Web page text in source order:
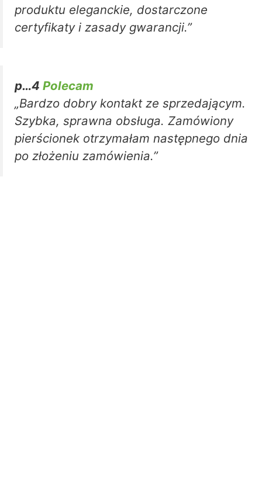
produktu eleganckie, dostarczone
certyfikaty i zasady gwarancji.”
p…4 Polecam
„Bardzo dobry kontakt ze sprzedającym.
Szybka, sprawna obsługa. Zamówiony
pierścionek otrzymałam następnego dnia
po złożeniu zamówienia.”